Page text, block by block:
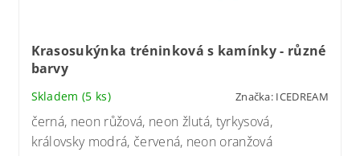
Krasosukýnka tréninková s kamínky - různé
barvy
Skladem(5 ks) Značka: ICEDREAM
černá, neon růžová, neon žlutá, tyrkysová,
královsky modrá, červená, neon oranžová